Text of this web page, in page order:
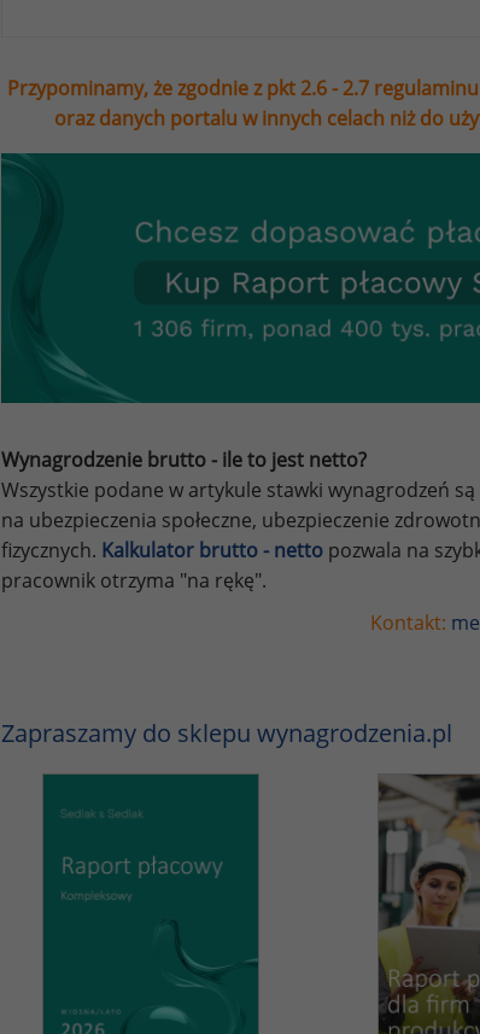
Przypominamy, że zgodnie z pkt 2.6 - 2.7
oraz danych portalu w innych celach niż do
Wynagrodzenie brutto - ile to jest netto?
Wszystkie podane w artykule stawki wynagrodzeń
na ubezpieczenia społeczne, ubezpieczenie
fizycznych. Kalkulator brutto - netto pozwala na
pracownik otrzyma "na rękę".
Kontakt:
Zapraszamy do sklepu wynagrodzenia.pl